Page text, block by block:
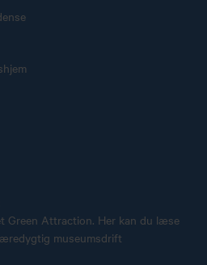
Green Attraction. Her kan du læse
museumsdrift